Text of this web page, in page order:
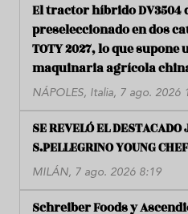
El tractor híbrido DV3504
preseleccionado en dos
TOTY 2027, lo que
maquinaria agrícola
NÁPOLES, Italia, 7 ago. 2026
SE REVELÓ EL
S.PELLEGRINO YOUNG
MILÁN, 7 ago. 2026 8:19
Schreiber Foods y